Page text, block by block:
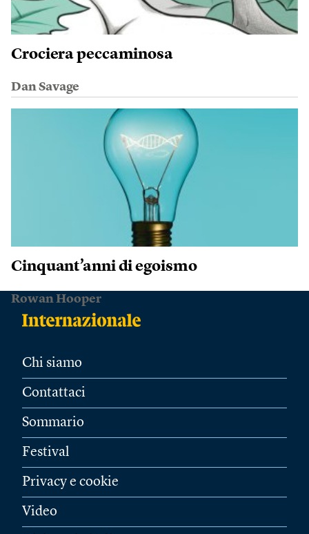
Crociera peccaminosa
Dan Savage
Cinquant’anni di egoismo
Rowan Hooper
Chi siamo
Contattaci
Sommario
Festival
Privacy e cookie
Video